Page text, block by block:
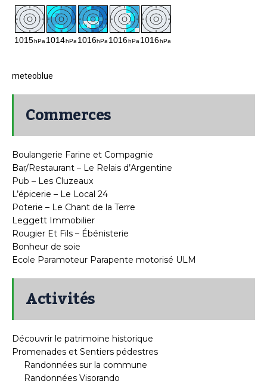
meteoblue
Commerces
Boulangerie Farine et Compagnie
Bar/Restaurant – Le Relais d’Argentine
Pub – Les Cluzeaux
L’épicerie – Le Local 24
Poterie – Le Chant de la Terre
Leggett Immobilier
Rougier Et Fils – Ébénisterie
Bonheur de soie
Ecole Paramoteur Parapente motorisé ULM
Activités
Découvrir le patrimoine historique
Promenades et Sentiers pédestres
Randonnées sur la commune
Randonnées Visorando